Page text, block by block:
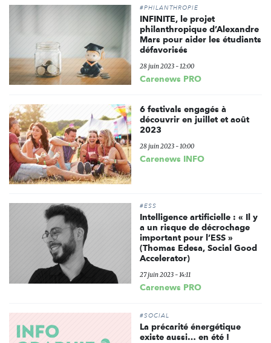
#PHILANTHROPIE
INFINITE, le projet
philanthropique d’Alexandre
Mars pour aider les étudiants
défavorisés
28 juin 2023 - 12:00
Carenews PRO
6 festivals engagés à
découvrir en juillet et août
2023
28 juin 2023 - 10:00
Carenews INFO
#ESS
Intelligence artificielle : « Il y
a un risque de décrochage
important pour l’ESS »
(Thomas Edesa, Social Good
Accelerator)
27 juin 2023 - 14:11
Carenews PRO
#SOCIAL
La précarité énergétique
existe aussi… en été !